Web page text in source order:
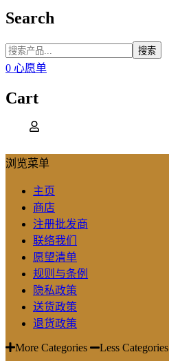
Search
搜索
0 心愿单
Cart
浏览菜单
主页
商店
注册批发商
联络我们
愿望清单
规则与条例
隐私政策
送货政策
退货政策
More Categories Less Categories